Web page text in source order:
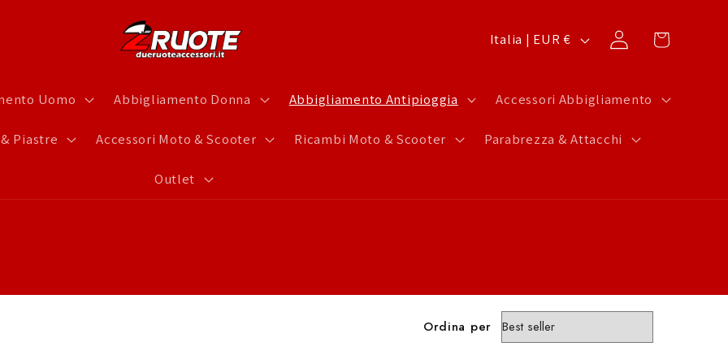
Uomo Abbigliamento Donna Abbigliamento Antipioggia Accessori Abbigliamento
Piastre Accessori Moto & Scooter Ricambi Moto & Scooter Parabrezza & Attacchi
Outlet
e
e
Italia | EUR € Accedi Carrello
Ordina per